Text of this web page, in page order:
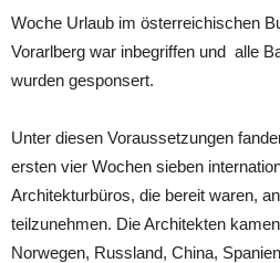
Woche Urlaub im österreichischen
Vorarlberg war inbegriffen und alle
wurden gesponsert.
Unter diesen Voraussetzungen
ersten vier Wochen sieben
Architekturbüros, die bereit waren,
teilzunehmen. Die Architekten
Norwegen, Russland, China,